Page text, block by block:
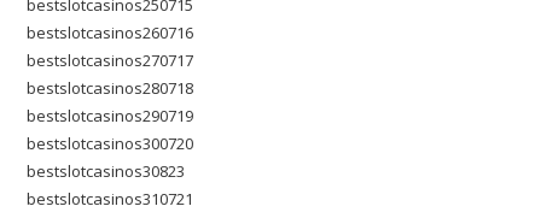
bestslotcasinos250715
bestslotcasinos260716
bestslotcasinos270717
bestslotcasinos280718
bestslotcasinos290719
bestslotcasinos300720
bestslotcasinos30823
bestslotcasinos310721